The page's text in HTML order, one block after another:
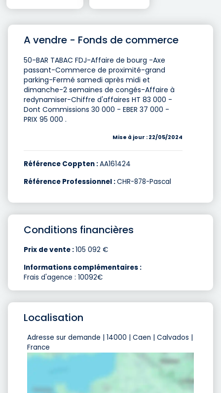
A vendre - Fonds de commerce
50-BAR TABAC FDJ-Affaire de bourg -Axe
passant-Commerce de proximité-grand
parking-Fermé samedi après midi et
dimanche-2 semaines de congés-Affaire à
redynamiser-Chiffre d'affaires HT 83 000 -
Dont Commissions 30 000 - EBER 37 000 -
PRIX 95 000 .
Mise à jour : 22/05/2024
Référence Coppten :AA161424
Référence Professionnel :CHR-878-Pascal
Conditions financières
Prix de vente :105 092 €
Informations complémentaires :
Frais d'agence : 10092€
Localisation
Adresse sur demande | 14000 | Caen | Calvados |
France